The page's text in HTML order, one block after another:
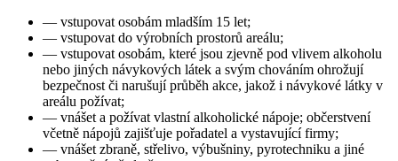
— vstupovat osobám mladším 15 let;
— vstupovat do výrobních prostorů areálu;
— vstupovat osobám, které jsou zjevně pod vlivem alkoholu
nebo jiných návykových látek a svým chováním ohrožují
bezpečnost či narušují průběh akce, jakož i návykové látky v
areálu požívat;
— vnášet a požívat vlastní alkoholické nápoje; občerstvení
včetně nápojů zajišťuje pořadatel a vystavující firmy;
— vnášet zbraně, střelivo, výbušniny, pyrotechniku a jiné